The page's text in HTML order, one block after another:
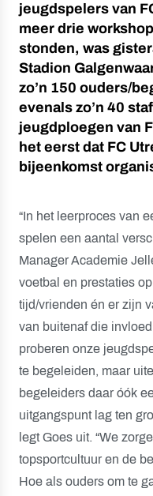
jeugdspelers van
meer drie
stonden, was
Stadion
zo’n 150 ouders/
evenals zo’n 40
jeugdploegen van
het eerst dat FC
bijeenkomst
“In het leerproces van
spelen een aantal
Manager Academie
voetbal en prestaties
tijd/vrienden én er zijn
van buitenaf die
proberen onze
te begeleiden, maar
begeleiders daar óók
uitgangspunt lag ten
legt Goes uit. “We
topsportcultuur en de
Hoe als ouders om te